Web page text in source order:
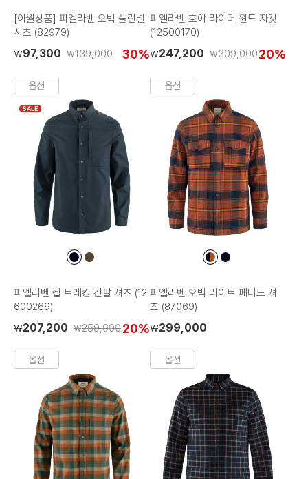
[이월상품] 피엘라벤 오빅 플란넬
셔츠 (82979)
₩97,300 ₩139,000 30%
옵션
피엘라벤 호야 라이더 윈드 자켓
(12500170)
₩247,200 ₩309,00020%
옵션
SALE
컬
컬
피엘라벤 켑 트레킹 긴팔 셔츠 (12
600269)
₩207,200 ₩259,00020%
옵션
컬
컬
피엘라벤 오빅 라이트 패디드 셔
츠 (87069)
₩299,000
옵션